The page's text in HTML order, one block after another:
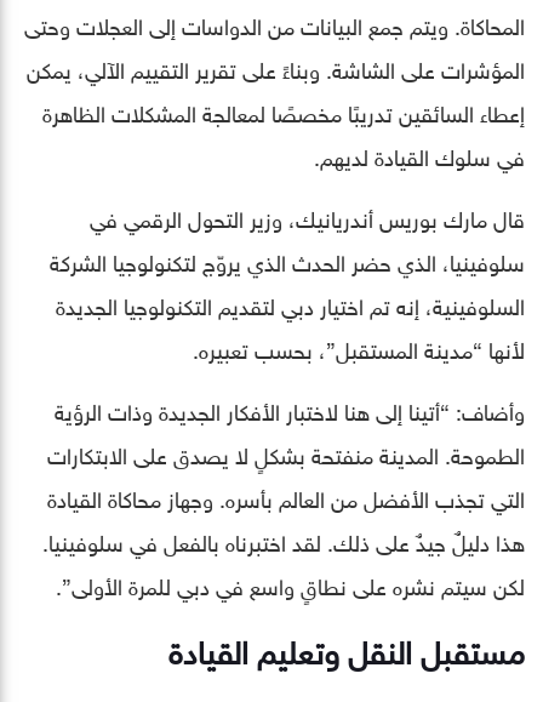
المحاكاة. ويتم جمع البيانات من الدواسات إلى العجلات وحتى
المؤشرات على الشاشة. وبناءً على تقرير التقييم الآلي، يمكن
إعطاء السائقين تدريبًا مخصصًا لمعالجة المشكلات الظاهرة
في سلوك القيادة لديهم.
قال مارك بوريس أندريانيك، وزير التحول الرقمي في
سلوفينيا، الذي حضر الحدث الذي يروّج لتكنولوجيا الشركة
السلوفينية، إنه تم اختيار دبي لتقديم التكنولوجيا الجديدة
لأنها “مدينة المستقبل”، بحسب تعبيره.
وأضاف: “أتينا إلى هنا لاختبار الأفكار الجديدة وذات الرؤية
الطموحة. المدينة منفتحة بشكلٍ لا يصدق على الابتكارات
التي تجذب الأفضل من العالم بأسره. وجهاز محاكاة القيادة
هذا دليلٌ جيدٌ على ذلك. لقد اختبرناه بالفعل في سلوفينيا.
لكن سيتم نشره على نطاقٍ واسع في دبي للمرة الأولى”.
مستقبل النقل وتعليم القيادة